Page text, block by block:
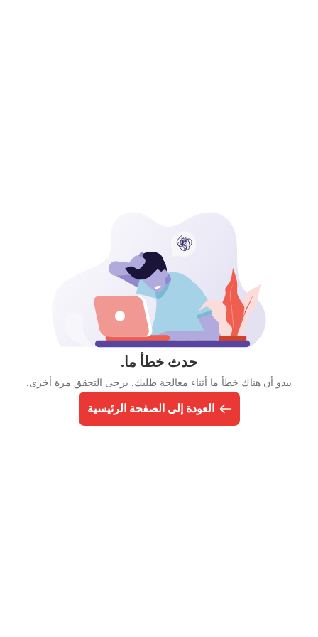
حدث خطأ ما.
يبدو أن هناك خطأ ما أثناء معالجة طلبك. يرجى التحقق مرة أخرى.
العودة إلى الصفحة الرئيسية